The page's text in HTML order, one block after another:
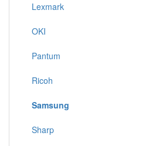
Lexmark
OKI
Pantum
Ricoh
Samsung
Sharp